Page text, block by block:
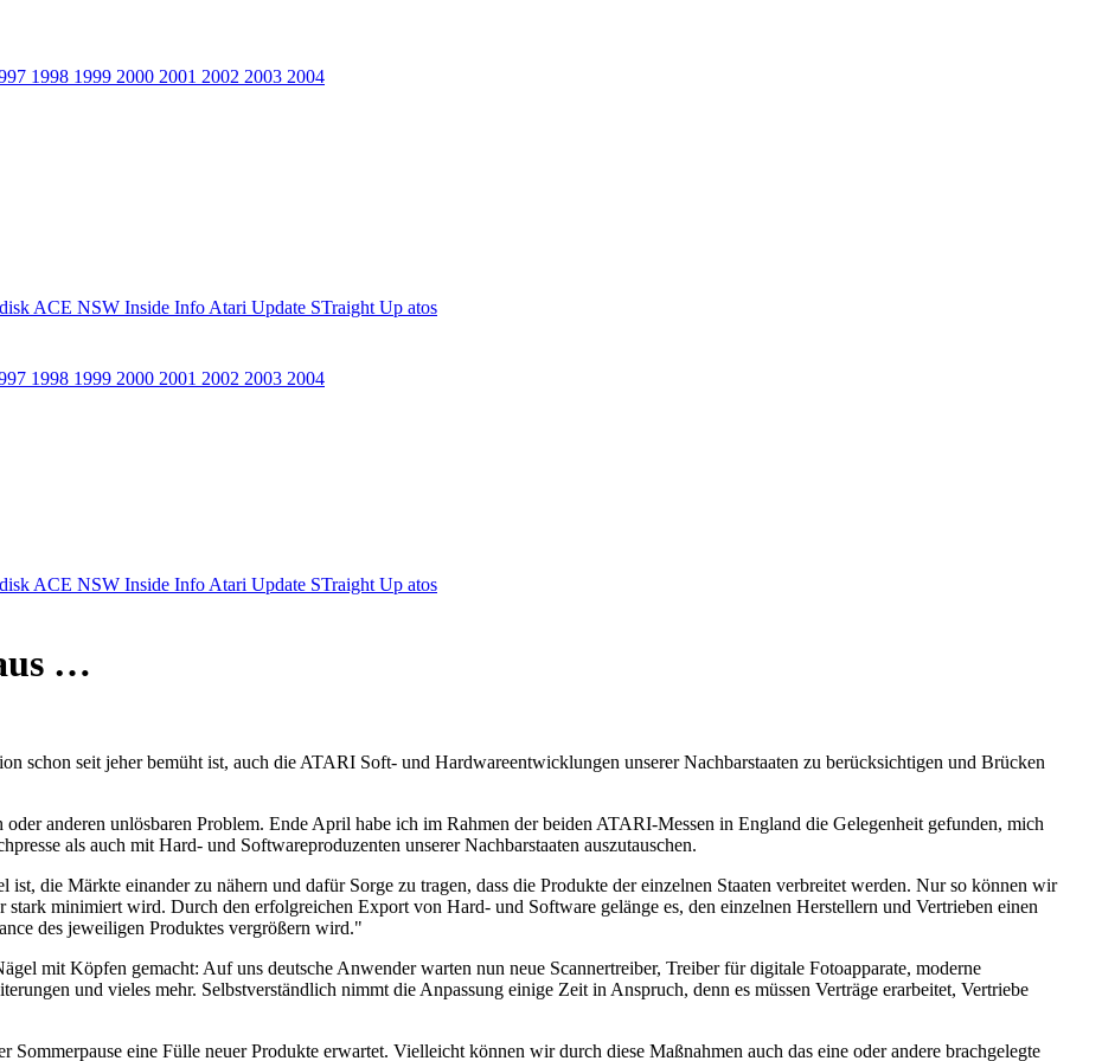
1998 1999 2000 2001 2002 2003 2004
ACE NSW Inside Info Atari Update STraight Up atos
1998 1999 2000 2001 2002 2003 2004
ACE NSW Inside Info Atari Update STraight Up atos
…
schon seit jeher bemüht ist, auch die ATARI Soft- und Hardwareentwicklungen unserer Nachbarstaaten zu berücksichtigen und Brücken
anderen unlösbaren Problem. Ende April habe ich im Rahmen der beiden ATARI-Messen in England die Gelegenheit gefunden, mich
als auch mit Hard- und Softwareproduzenten unserer Nachbarstaaten auszutauschen.
die Märkte einander zu nähern und dafür Sorge zu tragen, dass die Produkte der einzelnen Staaten verbreitet werden. Nur so können wir
minimiert wird. Durch den erfolgreichen Export von Hard- und Software gelänge es, den einzelnen Herstellern und Vertrieben einen
des jeweiligen Produktes vergrößern wird."
mit Köpfen gemacht: Auf uns deutsche Anwender warten nun neue Scannertreiber, Treiber für digitale Fotoapparate, moderne
und vieles mehr. Selbstverständlich nimmt die Anpassung einige Zeit in Anspruch, denn es müssen Verträge erarbeitet, Vertriebe
Sommerpause eine Fülle neuer Produkte erwartet. Vielleicht können wir durch diese Maßnahmen auch das eine oder andere brachgelegte